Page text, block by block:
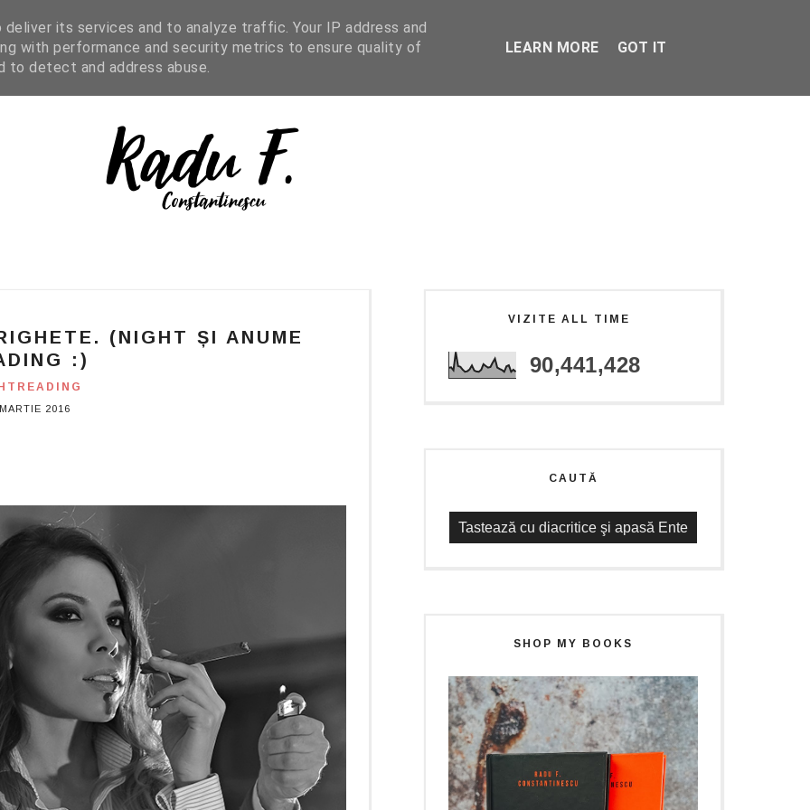
READING ENGLISH SHOP
(NIGHT ȘI ANUME
:)
2016
VIZITE ALL TIME
90,441,428
CAUTĂ
SHOP MY BOOKS
its services and to analyze traffic. Your IP address and
with performance and security metrics to ensure quality of
to detect and address abuse.
LEARN MORE GOT IT